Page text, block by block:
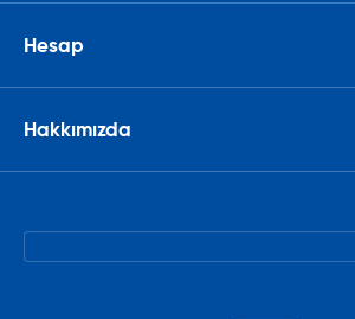
Hesap
Hakkımızda